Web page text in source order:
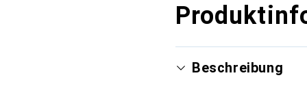
Beschreibung